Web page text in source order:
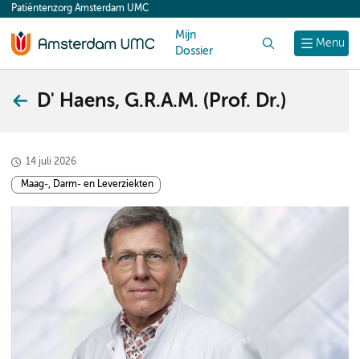
content
Menu
Patiëntenzorg Amsterdam UMC
Mijn
Dossier
D' Haens, G.R.A.M. (Prof. Dr.)
14 juli 2026
Maag-, Darm- en Leverziekten